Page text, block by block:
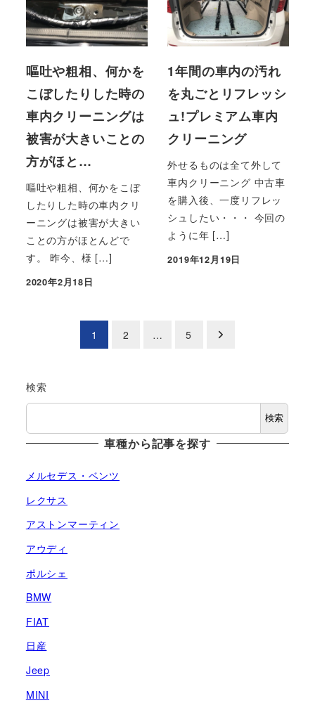
嘔吐や粗相、何かを
こぼしたりした時の
車内クリーニングは
被害が大きいことの
方がほと…
嘔吐や粗相、何かをこぼ
したりした時の車内クリ
ーニングは被害が大きい
ことの方がほとんどで
す。 昨今、様 […]
投稿日
2020年2月18日
1年間の車内の汚れ
を丸ごとリフレッシ
ュ!プレミアム車内
クリーニング
外せるものは全て外して
車内クリーニング 中古車
を購入後、一度リフレッ
シュしたい・・・ 今回の
ように年 […]
投稿日
2019年12月19日
の
ー
ジ
送
り
1 2 … 5
検索
検索
車種から記事を探す
メルセデス・ベンツ
レクサス
アストンマーティン
アウディ
ポルシェ
BMW
FIAT
日産
Jeep
MINI